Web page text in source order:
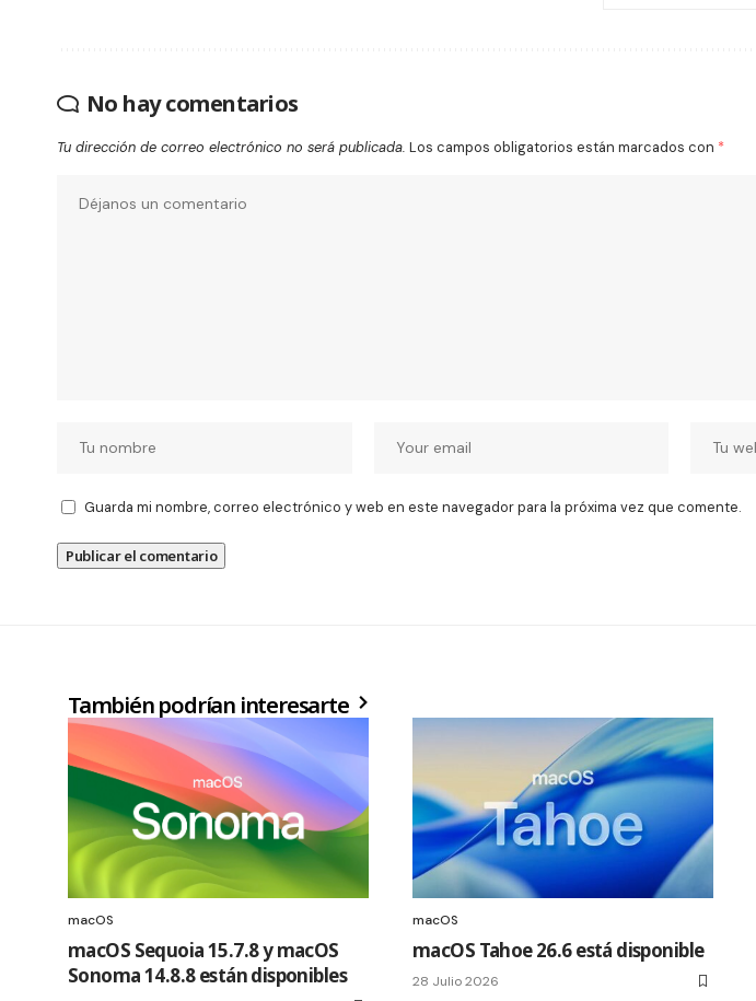
No hay comentarios
Tu dirección de correo electrónico no será publicada. Los campos obligatorios están marcados con *
Guarda mi nombre, correo electrónico y web en este navegador para la próxima vez que comente.
También podrían interesarte
macOS
macOS Sequoia 15.7.8 y macOS
Sonoma 14.8.8 están disponibles
macOS
macOS Tahoe 26.6 está disponible
28 Julio 2026